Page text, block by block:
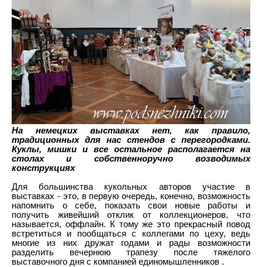
На немецких выставках нет, как правило,
традиционных для нас стендов с перегородками.
Куклы, мишки и все остальное располагается на
столах и собственноручно возводимых
конструкциях
Для большинства кукольных авторов участие в
выставках - это, в первую очередь, конечно, возможность
напомнить о себе, показать свои новые работы и
получить живейший отклик от коллекционеров, что
называется, оффлайн. К тому же это прекрасный повод
встретиться и пообщаться с коллегами по цеху, ведь
многие из них дружат годами и рады возможности
разделить вечернюю трапезу после тяжелого
выставочного дня с компанией единомышленников .